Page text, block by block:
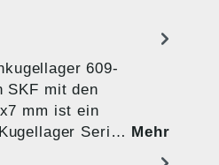
609-
SKF mit den
mm ist ein
Seri… Mehr